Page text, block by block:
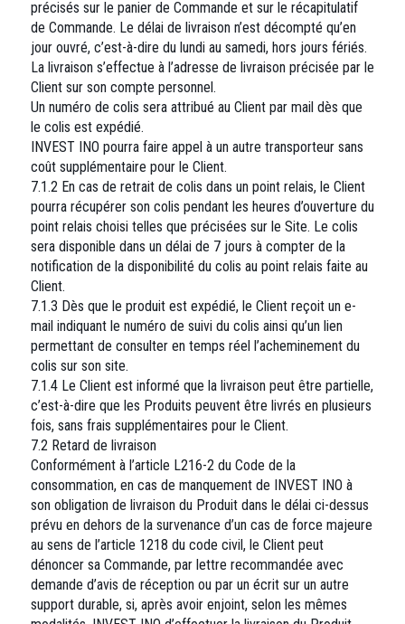
précisés sur le panier de Commande et sur le récapitulatif
de Commande. Le délai de livraison n’est décompté qu’en
jour ouvré, c’est-à-dire du lundi au samedi, hors jours fériés.
La livraison s’effectue à l’adresse de livraison précisée par le
Client sur son compte personnel.
Un numéro de colis sera attribué au Client par mail dès que
le colis est expédié.
INVEST INO pourra faire appel à un autre transporteur sans
coût supplémentaire pour le Client.
7.1.2 En cas de retrait de colis dans un point relais, le Client
pourra récupérer son colis pendant les heures d’ouverture du
point relais choisi telles que précisées sur le Site. Le colis
sera disponible dans un délai de 7 jours à compter de la
notification de la disponibilité du colis au point relais faite au
Client.
7.1.3 Dès que le produit est expédié, le Client reçoit un e-
mail indiquant le numéro de suivi du colis ainsi qu’un lien
permettant de consulter en temps réel l’acheminement du
colis sur son site.
7.1.4 Le Client est informé que la livraison peut être partielle,
c’est-à-dire que les Produits peuvent être livrés en plusieurs
fois, sans frais supplémentaires pour le Client.
7.2 Retard de livraison
Conformément à l’article L216-2 du Code de la
consommation, en cas de manquement de INVEST INO à
son obligation de livraison du Produit dans le délai ci-dessus
prévu en dehors de la survenance d’un cas de force majeure
au sens de l’article 1218 du code civil, le Client peut
dénoncer sa Commande, par lettre recommandée avec
demande d’avis de réception ou par un écrit sur un autre
support durable, si, après avoir enjoint, selon les mêmes